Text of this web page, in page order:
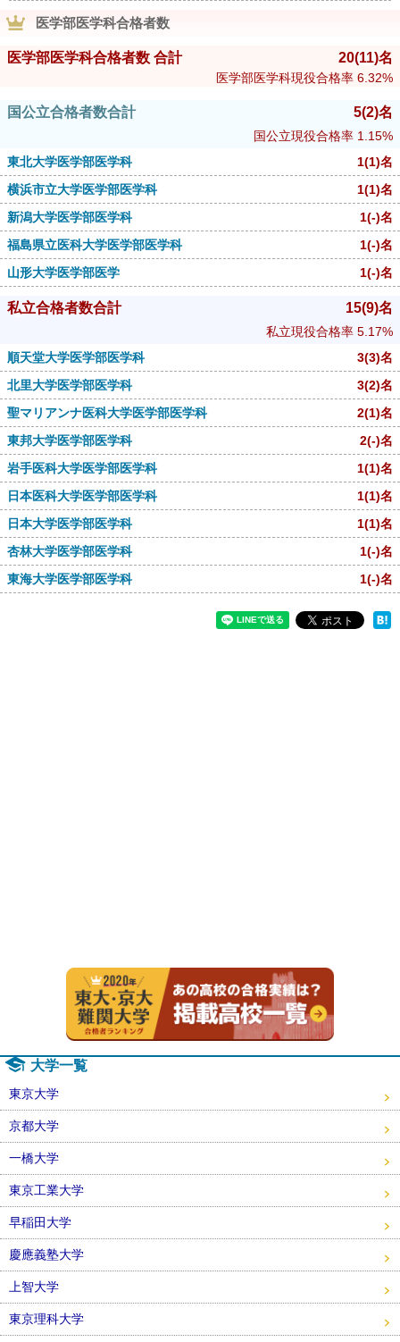
医学部医学科合格者数
医学部医学科合格者数 合計 20(11)名
医学部医学科現役合格率 6.32%
国公立合格者数合計 5(2)名
国公立現役合格率 1.15%
東北大学医学部医学科
1(1)名
横浜市立大学医学部医学科
1(1)名
新潟大学医学部医学科
1(-)名
福島県立医科大学医学部医学科
1(-)名
山形大学医学部医学
1(-)名
私立合格者数合計 15(9)名
私立現役合格率 5.17%
順天堂大学医学部医学科
3(3)名
北里大学医学部医学科
3(2)名
聖マリアンナ医科大学医学部医学科
2(1)名
東邦大学医学部医学科
2(-)名
岩手医科大学医学部医学科
1(1)名
日本医科大学医学部医学科
1(1)名
日本大学医学部医学科
1(1)名
杏林大学医学部医学科
1(-)名
東海大学医学部医学科
1(-)名
大学一覧
東京大学
京都大学
一橋大学
東京工業大学
早稲田大学
慶應義塾大学
上智大学
東京理科大学